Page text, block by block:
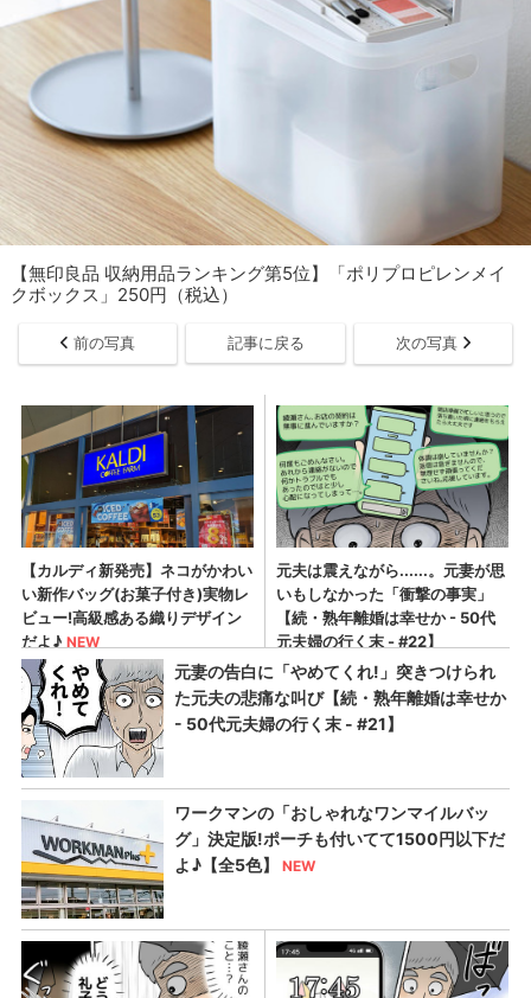
【無印良品 収納用品ランキング第5位】「ポリプロピレンメイ
クボックス」250円（税込）
前の写真 記事に戻る 次の写真